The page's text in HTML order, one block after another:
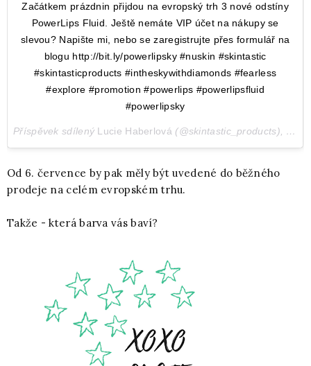
Začátkem prázdnin přijdou na evropský trh 3 nové odstíny
PowerLips Fluid. Ještě nemáte VIP účet na nákupy se
slevou? Napište mi, nebo se zaregistrujte přes formulář na
blogu http://bit.ly/powerlipsky #nuskin #skintastic
#skintasticproducts #intheskywithdiamonds #fearless
#explore #promotion #powerlips #powerlipsfluid
#powerlipsky
Příspěvek sdílený Lucie Haberlová(@skintastic_products), Čen
Od 6. července by pak měly být uvedené do běžného
prodeje na celém evropském trhu.
Takže - která barva vás baví?